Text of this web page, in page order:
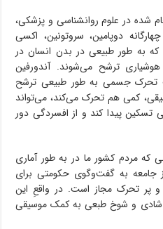
شده در علوم روانشناسی و پزشکی،
دوپامین، سروتونین، اکسی
به طور طبیعی در بدن انسان در
ترشح می‌شوند. آندورفین
جسمی به طور طبیعی ترشح
کمی هم تحرک می‌کند، می‌تواند
تسکین پیدا کند و از افسردگی دور
که مردم کشور ما در به طور آماری
جامعه به گفت‌وگوی حکومتی برای
تحرک مجاز است. در واقعِ این
شادی و شوخ طبعی به کمک موسیقی